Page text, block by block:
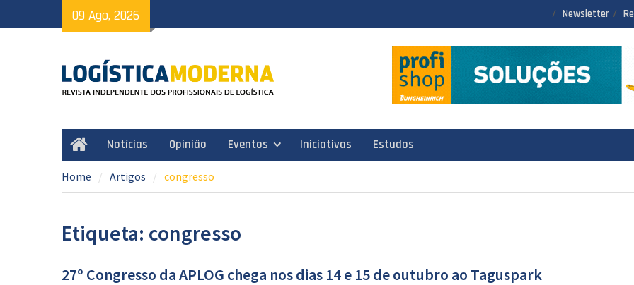
to
09 Ago, 2026 Newsletter
HomeNotícias Opinião Eventos Iniciativas Estudos
Home Artigos congresso
Etiqueta: congresso
27º Congresso da APLOG chega nos dias 14 e 15 de outubro ao Taguspark